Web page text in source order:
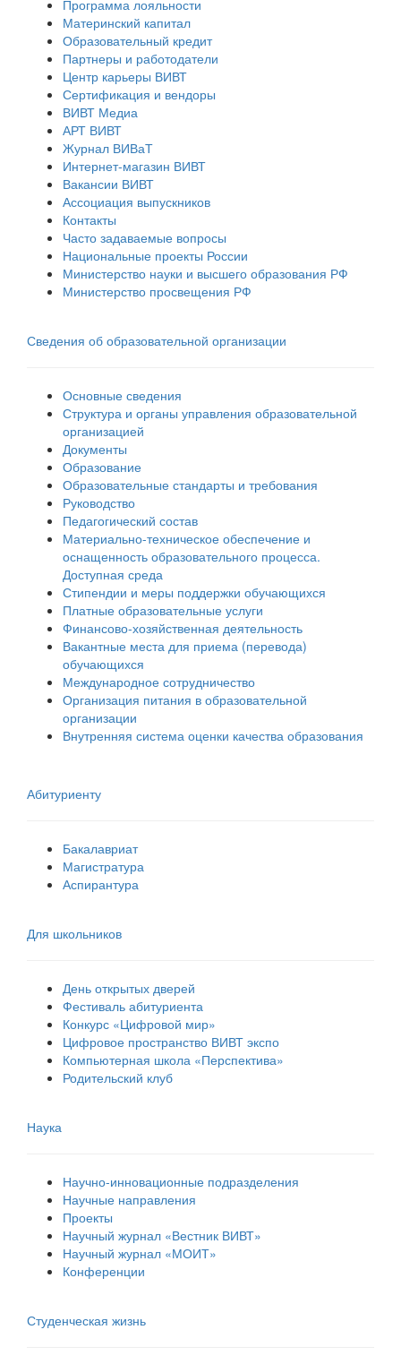
Программа лояльности
Материнский капитал
Образовательный кредит
Партнеры и работодатели
Центр карьеры ВИВТ
Сертификация и вендоры
ВИВТ Медиа
АРТ ВИВТ
Журнал ВИВаТ
Интернет-магазин ВИВТ
Вакансии ВИВТ
Ассоциация выпускников
Контакты
Часто задаваемые вопросы
Национальные проекты России
Министерство науки и высшего образования РФ
Министерство просвещения РФ
Сведения об образовательной организации
Основные сведения
Структура и органы управления образовательной
организацией
Документы
Образование
Образовательные стандарты и требования
Руководство
Педагогический состав
Материально-техническое обеспечение и
оснащенность образовательного процесса.
Доступная среда
Стипендии и меры поддержки обучающихся
Платные образовательные услуги
Финансово-хозяйственная деятельность
Вакантные места для приема (перевода)
обучающихся
Международное сотрудничество
Организация питания в образовательной
организации
Внутренняя система оценки качества образования
Абитуриенту
Бакалавриат
Магистратура
Аспирантура
Для школьников
День открытых дверей
Фестиваль абитуриента
Конкурс «Цифровой мир»
Цифровое пространство ВИВТ экспо
Компьютерная школа «Перспектива»
Родительский клуб
Наука
Научно-инновационные подразделения
Научные направления
Проекты
Научный журнал «Вестник ВИВТ»
Научный журнал «МОИТ»
Конференции
Студенческая жизнь